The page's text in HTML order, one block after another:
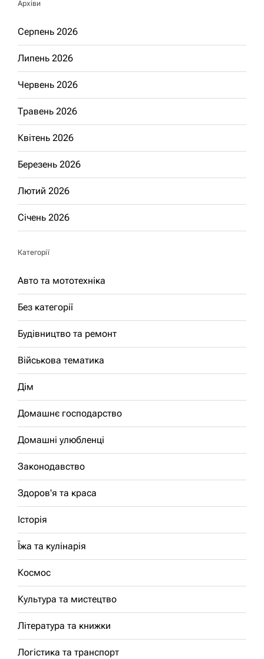
Архіви
Серпень 2026
Липень 2026
Червень 2026
Травень 2026
Квітень 2026
Березень 2026
Лютий 2026
Січень 2026
Категорії
Авто та мототехніка
Без категорії
Будівництво та ремонт
Військова тематика
Дім
Домашнє господарство
Домашні улюбленці
Законодавство
Здоров'я та краса
Історія
Їжа та кулінарія
Космос
Культура та мистецтво
Література та книжки
Логістика та транспорт